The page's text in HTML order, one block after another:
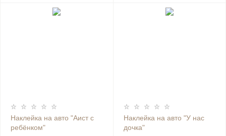
Наклейка на авто "Аист с
ребёнком"
Наклейка на авто "У нас
дочка"